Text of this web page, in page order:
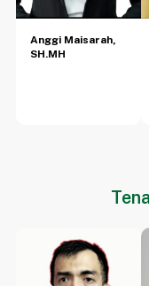
Anggi Maisarah,
SH.MH